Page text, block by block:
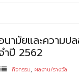
นามัยและความป
ำปี 2562
กิจกรรม, ผลงาน/รางวัล